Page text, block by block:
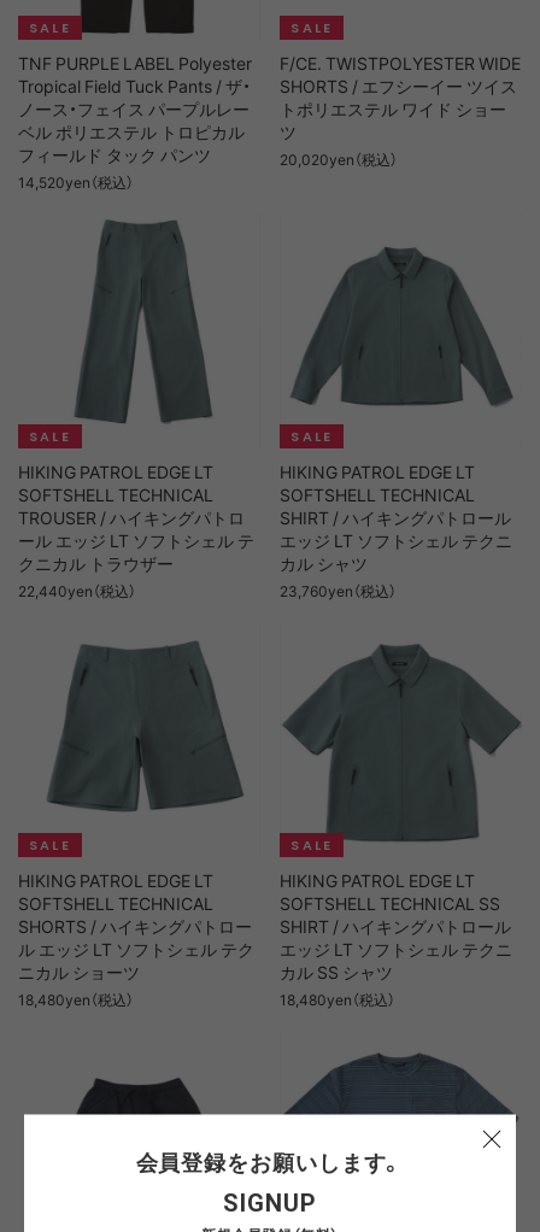
TNF PURPLE LABEL Polyester
Tropical Field Tuck Pants / ザ・
ノース・フェイス パープルレー
ベル ポリエステル トロピカル
フィールド タック パンツ
14,520yen（税込）
F/CE. TWISTPOLYESTER WIDE
SHORTS / エフシーイー ツイス
トポリエステル ワイド ショー
ツ
20,020yen（税込）
HIKING PATROL EDGE LT
SOFTSHELL TECHNICAL
TROUSER / ハイキングパトロ
ール エッジ LT ソフトシェル テ
クニカル トラウザー
22,440yen（税込）
HIKING PATROL EDGE LT
SOFTSHELL TECHNICAL
SHIRT / ハイキングパトロール
エッジ LT ソフトシェル テクニ
カル シャツ
23,760yen（税込）
HIKING PATROL EDGE LT
SOFTSHELL TECHNICAL
SHORTS / ハイキングパトロー
ル エッジ LT ソフトシェル テク
ニカル ショーツ
18,480yen（税込）
HIKING PATROL EDGE LT
SOFTSHELL TECHNICAL SS
SHIRT / ハイキングパトロール
エッジ LT ソフトシェル テクニ
カル SS シャツ
18,480yen（税込）
会員登録をお願いします。
SIGNUP